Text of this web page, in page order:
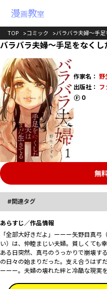
TOP コミック バラバラ夫婦～手
バラバラ夫婦～手足をなくし
作家名： 野
出版社： フ
0
ポイント
無
関連タグ
あらすじ／作品情報
「全部大好きだよ」ーーー矢野目真
い）は、仲睦まじい夫婦。貧しくても
ある日突然、真弓のうっかりで崩壊す
の日々の始まりだった。支え合うはず
ーーー。夫婦の壊れた絆と冷酷な現実